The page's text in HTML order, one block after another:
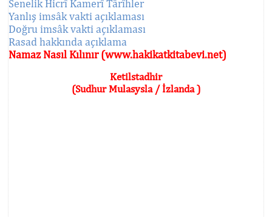
Senelik Hicrî Kamerî Târîhler
Yanlış imsâk vakti açıklaması
Doğru imsâk vakti açıklaması
Rasad hakkında açıklama
Namaz Nasıl Kılınır (www.hakikatkitabevi.net)
Ketilstadhir
(Sudhur Mulasysla / İzlanda )